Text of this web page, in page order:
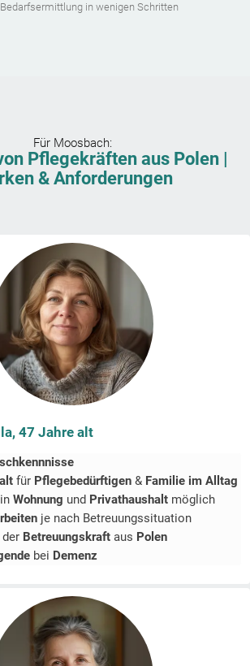
in wenigen Schritten
Für Moosbach:
Pflegekräften aus Polen |
& Anforderungen
47 Jahre alt
für Pflegebedürftigen & Familie im Alltag
in Wohnung und Privathaushalt möglich
je nach Betreuungssituation
der Betreuungskraft aus Polen
bei Demenz